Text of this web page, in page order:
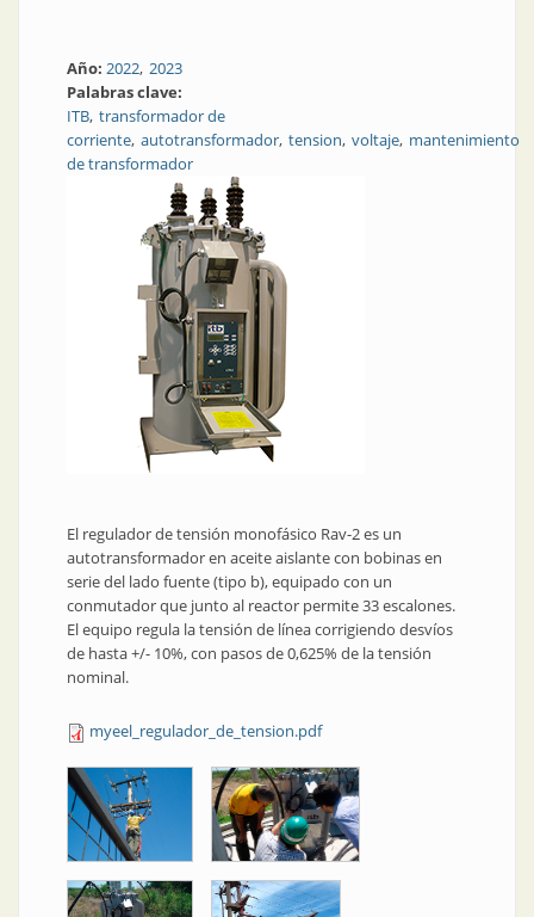
Año: 2022 2023
Palabras clave:
ITB transformador de
corriente autotransformador tension voltaje mantenimiento
de transformador
El regulador de tensión monofásico Rav-2 es un
autotransformador en aceite aislante con bobinas en
serie del lado fuente (tipo b), equipado con un
conmutador que junto al reactor permite 33 escalones.
El equipo regula la tensión de línea corrigiendo desvíos
de hasta +/- 10%, con pasos de 0,625% de la tensión
nominal.
myeel_regulador_de_tension.pdf